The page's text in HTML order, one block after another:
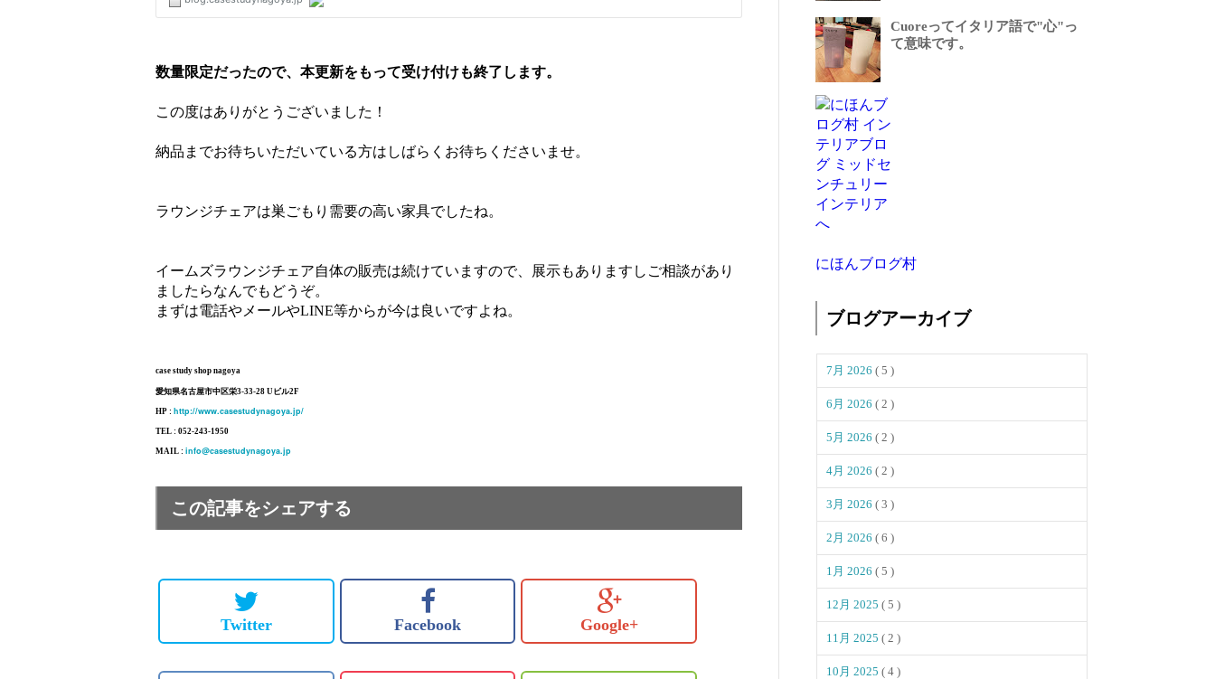
数量限定だったので、本更新をもって受け付けも終了します。
この度はありがとうございました！
納品までお待ちいただいている方はしばらくお待ちくださいませ。
ラウンジチェアは巣ごもり需要の高い家具でしたね。
イームズラウンジチェア自体の販売は続けていますので、展示もありますしご相談があり
ましたらなんでもどうぞ。
まずは電話やメールやLINE等からが今は良いですよね。
case study shop nagoya
愛知県名古屋市中区栄3-33-28 Uビル2F
HP : http://www.casestudynagoya.jp/
TEL : 052-243-1950
MAIL : info@casestudynagoya.jp
この記事をシェアする
Twitter Facebook Google+
Cuoreってイタリア語で"心"っ
て意味です。
にほんブログ村
ブログアーカイブ
7月 2026 ( 5 )
6月 2026 ( 2 )
5月 2026 ( 2 )
4月 2026 ( 2 )
3月 2026 ( 3 )
2月 2026 ( 6 )
1月 2026 ( 5 )
12月 2025 ( 5 )
11月 2025 ( 2 )
10月 2025 ( 4 )